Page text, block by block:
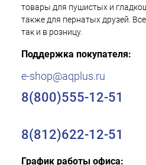
товары для пушистых и
также для пернатых друзей.
так и в розницу.
Поддержка покупателя:
e-shop@aqplus.ru
8(800)555-12-51
8(812)622-12-51
График работы офиса: